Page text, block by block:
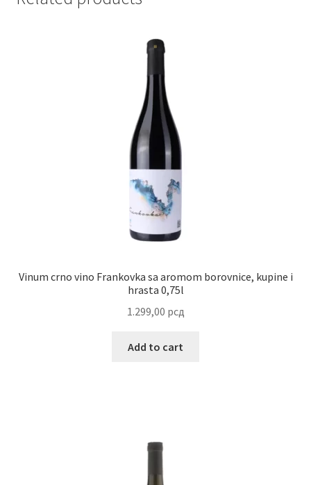
Terms Conditions
Vinum crno vino Frankovka sa aromom borovnice, kupine i
hrasta 0,75l
1.299,00 рсд
Add to cart